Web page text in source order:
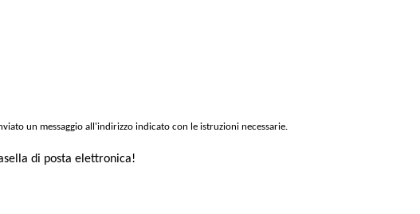
un messaggio all'indirizzo indicato con le istruzioni necessarie.
di posta elettronica!